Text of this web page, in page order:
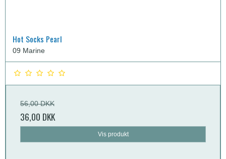
Hot Socks Pearl
09 Marine
56,00 DKK
36,00 DKK
Vis produkt